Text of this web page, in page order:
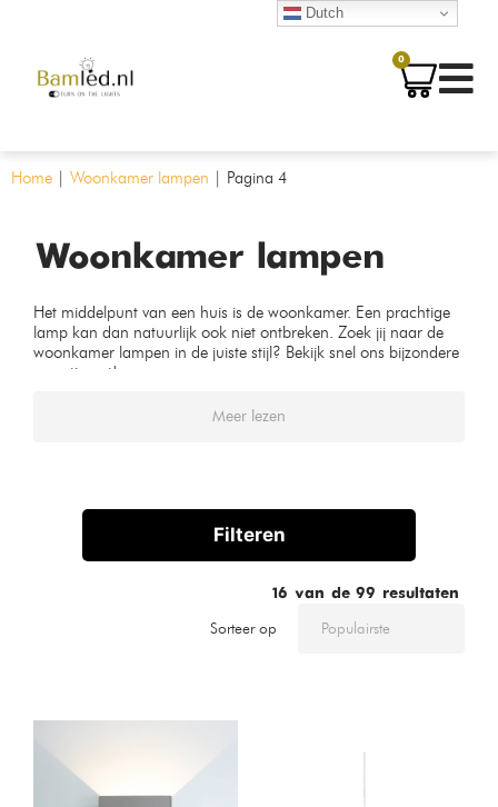
0
Home | Woonkamer lampen | Pagina 4
Woonkamer lampen
Het middelpunt van een huis is de woonkamer. Een prachtige
lamp kan dan natuurlijk ook niet ontbreken. Zoek jij naar de
woonkamer lampen in de juiste stijl? Bekijk snel ons bijzondere
assortiment!
Meer lezen
Filteren
16 van de 99 resultaten
Sorteer op
Dutch